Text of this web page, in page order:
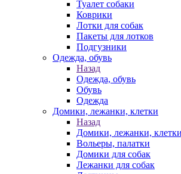
Туалет собаки
Коврики
Лотки для собак
Пакеты для лотков
Подгузники
Одежда, обувь
Назад
Одежда, обувь
Обувь
Одежда
Домики, лежанки, клетки
Назад
Домики, лежанки, клетки
Вольеры, палатки
Домики для собак
Лежанки для собак